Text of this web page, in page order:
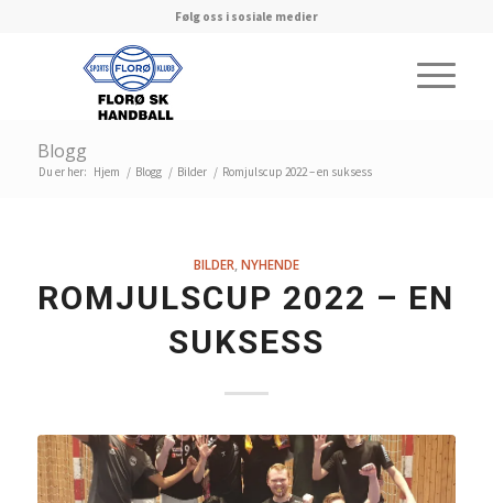
Følg oss i sosiale medier
Blogg
Du er her: Hjem / Blogg / Bilder / Romjulscup 2022 – en suksess
BILDER NYHENDE
ROMJULSCUP 2022 – EN
SUKSESS